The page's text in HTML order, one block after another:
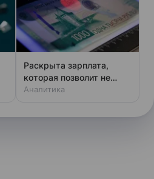
Раскрыта зарплата,
которая позволит не
чувствовать зависти
Аналитика